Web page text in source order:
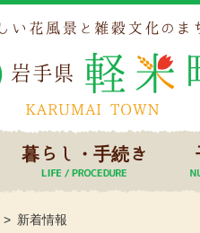
暮らし・手続き
新着情報